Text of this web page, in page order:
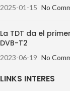
2025-01-15 No
La TDT da el
DVB-T2
2023-06-19 No
LINKS INTERES